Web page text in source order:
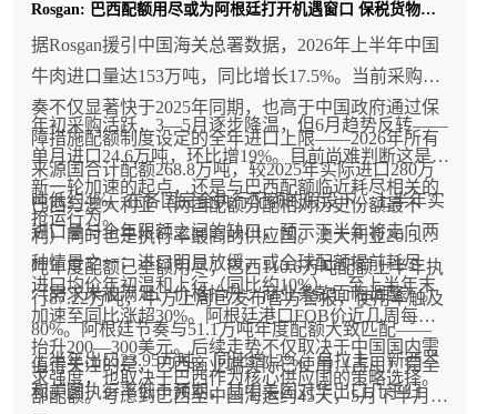
Rosgan: 巴西配额用尽或为阿根廷打开机遇窗口 保税货物延期使用明年配额谈判升温
据Rosgan援引中国海关总署数据，2026年上半年中国
牛肉进口量达153万吨，同比增长17.5%。当前采购节
奏不仅显著快于2025年同期，也高于中国政府通过保
障措施配额制度设定的全年进口上限——2026年所有
来源国合计配额268.8万吨，较2025年实际进口280万
吨低约4%。在各国完全执行配额的假设下，上半年实
进口量与全年限额之间的缺口，预示下半年将走向两
种情景之一：进口明显放缓，或全球配额提前耗尽
（需求未被满足、价格抬升、商业条款面临调整）。
年初采购活跃，3—5月逐步降温，但6月趋势反转——
单月进口24.6万吨，环比增19%。目前尚难判断这是
新一轮加速的起点，还是与巴西配额临近耗尽相关的
抢运行为。
巴西与澳大利亚（两国配额分配相对历史份额最不
利）同时也是执行率最高的供应国。澳大利亚20.5万
吨年度配额已全额用尽；巴西110.6万吨配额上半年执
行87.22万吨，中方上周已发布官方警报，使用率触及
80%。阿根廷节奏与51.1万吨年度配额大致匹配——
上半年出口23.95万吨，同比增12%。乌拉圭、新西兰
和美国执行率低于预期，其中美国对华出口几乎归
进口均价年初温和上行（同比约10%），至上半年末
加速至同比涨超30%。阿根廷港口FOB价近几周每吨
抬升200—300美元。后续走势不仅取决于中国国内需
求强度，也取决于巴西作为核心供应国的策略选择。
值得关注的是，巴西商业端实际已使用（占用）完全
部配额。考虑到巴西至中国海运约45天，5月下半月发